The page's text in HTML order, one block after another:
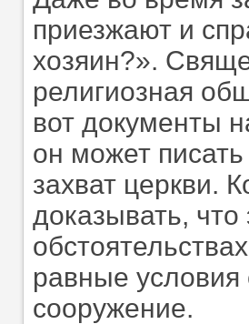
приезжают и
хозяин?».
религиозная
вот документы
он может
захват церкви.
доказывать,
равные условия
сооружение.